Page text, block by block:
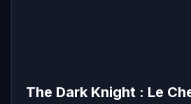
The Dark Knight : Le